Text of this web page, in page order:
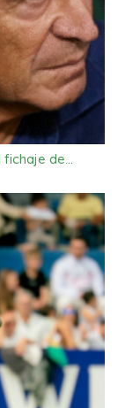
fichaje de…